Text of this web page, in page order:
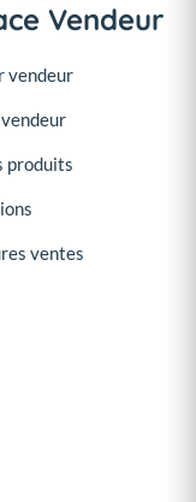
Vendeur
vendeur
produits
ventes